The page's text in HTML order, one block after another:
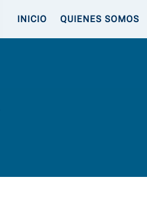
INICIO QUIENES SOMOS